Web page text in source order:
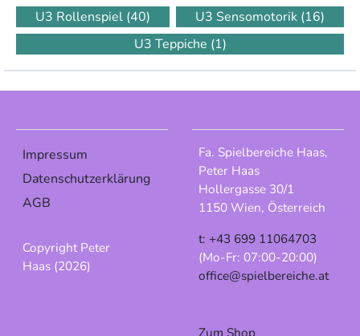
U3 Rollenspiel (40) U3 Sensomotorik (16)
U3 Teppiche (1)
Impressum
Datenschutzerklärung
AGB
Copyright Peter
Haas (2026)
Fa. Spielbereiche Haas,
Peter Haas
Hollergasse 30/1
1150 Wien, Österreich
t: +43 699 11064703
(Mo-Fr: 07:00-20:00)
office@spielbereiche.at
Zum Shop